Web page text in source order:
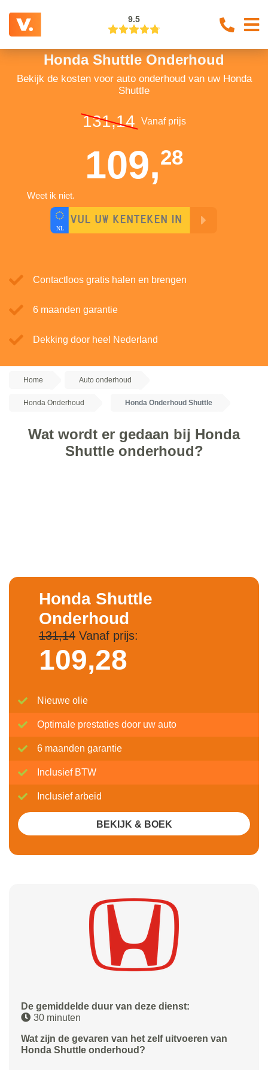
9.5
Honda Shuttle Onderhoud
Bekijk de kosten voor auto onderhoud van uw Honda
Shuttle
131,14 Vanaf prijs
109,28
Weet ik niet.
Contactloos gratis halen en brengen
6 maanden garantie
Dekking door heel Nederland
Home Auto onderhoud
Honda Onderhoud Honda Onderhoud Shuttle
Wat wordt er gedaan bij Honda
Shuttle onderhoud?
De gemiddelde duur van deze dienst:
30 minuten
Wat zijn de gevaren van het zelf uitvoeren van
Honda Shuttle onderhoud?
Honda Shuttle
Onderhoud
131,14Vanaf prijs:
109,28
Nieuwe olie
Optimale prestaties door uw auto
6 maanden garantie
Inclusief BTW
Inclusief arbeid
BEKIJK & BOEK